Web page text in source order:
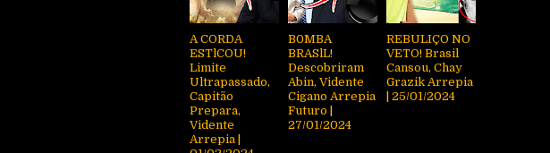
A CORDA
ESTlCOU!
Limite
Ultrapassado,
Capitão
Prepara,
Vidente
Arrepia |
B0MBA
BRASlL!
Descobriram
Abin, Vidente
Cigano Arrepia
Futuro |
27/01/2024
REBULIÇO NO
VETO! Brasil
Cansou, Chay
Grazik Arrepia
| 25/01/2024